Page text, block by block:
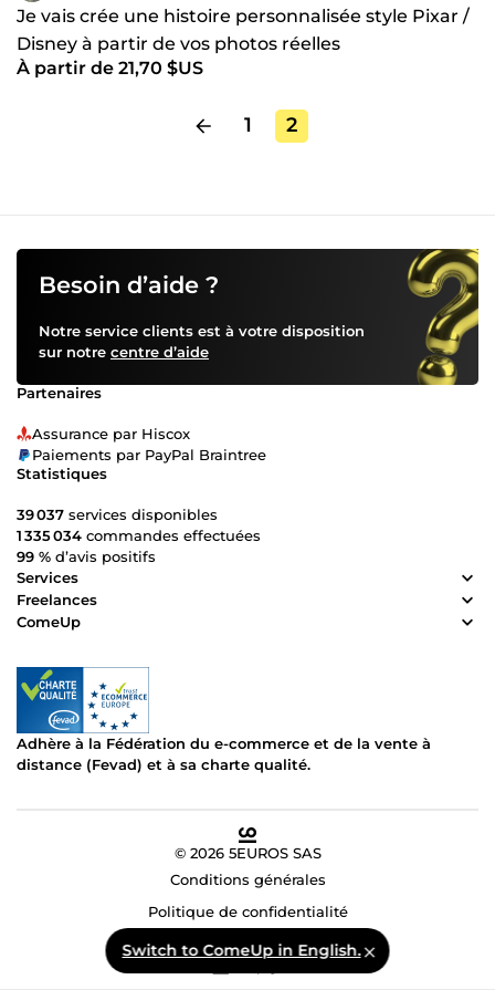
Je vais crée une histoire personnalisée style Pixar /
Disney à partir de vos photos réelles
À partir de 21,70 $US
1 2
Switch to ComeUp in English.
Besoin d’aide ?
Notre service clients est à votre disposition
sur notre centre d’aide
Partenaires
Assurance par Hiscox
Paiements par PayPal Braintree
Statistiques
39 037 services disponibles
1 335 034 commandes effectuées
99 % d’avis positifs
Services
Freelances
ComeUp
Adhère à la Fédération du e-commerce et de la vente à
distance (Fevad) et à sa charte qualité.
© 2026 5EUROS SAS
Conditions générales
Politique de confidentialité
Français • USD ($US)